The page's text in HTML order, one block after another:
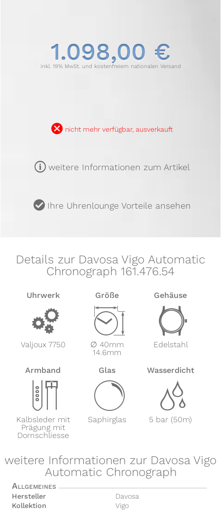
1.098,00 €
inkl. 19% MwSt. und kostenfreiem nationalen Versand
B nicht mehr verfügbar, ausverkauft
m weitere Informationen zum Artikel
u Ihre Uhrenlounge Vorteile ansehen
Details zur Davosa Vigo Automatic
Chronograph 161.476.54
Uhrwerk
v
Valjoux 7750
Größe
Z
∅ 40mm
14.6mm
Gehäuse
w
Edelstahl
Armband
x
Kalbsleder mit
Prägung mit
Dornschliesse
Glas
y
Saphirglas
Wasserdicht
z
5 bar (50m)
weitere Informationen zur Davosa Vigo
Automatic Chronograph
Allgemeines
Hersteller
Davosa
Kollektion
Vigo